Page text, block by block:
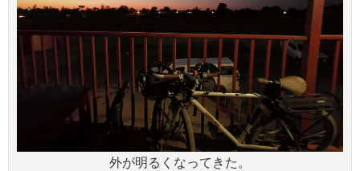
外が明るくなってきた。